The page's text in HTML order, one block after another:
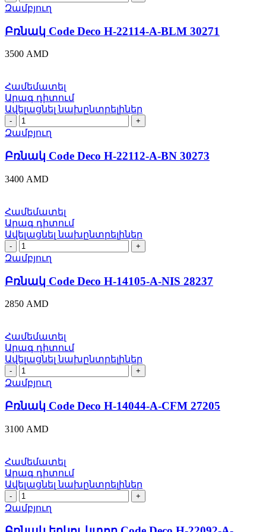
Code
Deco
H-
22114-
A-
BLM
quantity
Զամբյուղ
Բռնակ Code Deco H-22114-A-BLM 30271
3500 AMD
Համեմատել
Արագ դիտում
Ավելացնել նախընտրելիներ
Բռնակ
Code
Deco
H-
22112-
A-
BN
quantity
Զամբյուղ
Բռնակ Code Deco H-22112-A-BN 30273
3400 AMD
Համեմատել
Արագ դիտում
Ավելացնել նախընտրելիներ
Բռնակ
Code
Deco
H-
14105-
A-
NIS
quantity
Զամբյուղ
Բռնակ Code Deco H-14105-A-NIS 28237
2850 AMD
Համեմատել
Արագ դիտում
Ավելացնել նախընտրելիներ
Բռնակ
Code
Deco
H-
14044-
CFM
quantity
Զամբյուղ
Բռնակ Code Deco H-14044-A-CFM 27205
3100 AMD
Համեմատել
Արագ դիտում
Ավելացնել նախընտրելիներ
Բռնակ
երկու
Code
Զամբյուղ